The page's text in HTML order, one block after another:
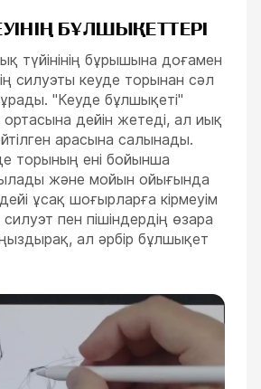
БҰЛШЫҚЕТТЕРІ
түйінінің бұрышына доғамен
силуэты кеуде торынан сәл
"Кеуде бұлшықеті"
дейін жетеді, ал иық
арасына салынады.
торының ені бойынша
және мойын ойығында
ұсақ шоғырларға кірмеуім
пен пішіндердің өзара
ал әрбір бұлшықет